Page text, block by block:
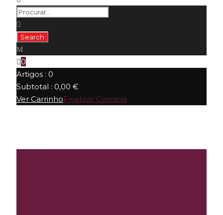
0
Artigos : 0
Subtotal : 0,00 €
Ver CarrinhoFinalizar Compra